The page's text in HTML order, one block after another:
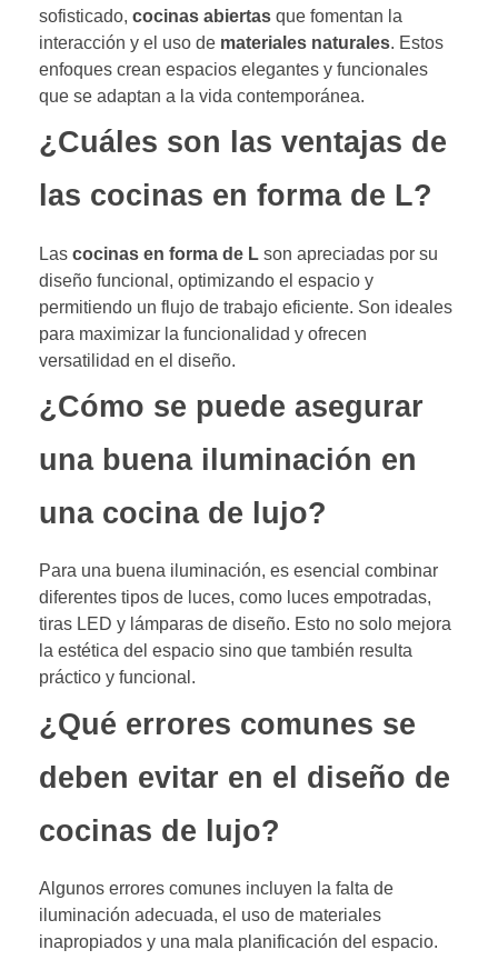
sofisticado, cocinas abiertas que fomentan la
interacción y el uso de materiales naturales. Estos
enfoques crean espacios elegantes y funcionales
que se adaptan a la vida contemporánea.
¿Cuáles son las ventajas de
las cocinas en forma de L?
Las cocinas en forma de L son apreciadas por su
diseño funcional, optimizando el espacio y
permitiendo un flujo de trabajo eficiente. Son ideales
para maximizar la funcionalidad y ofrecen
versatilidad en el diseño.
¿Cómo se puede asegurar
una buena iluminación en
una cocina de lujo?
Para una buena iluminación, es esencial combinar
diferentes tipos de luces, como luces empotradas,
tiras LED y lámparas de diseño. Esto no solo mejora
la estética del espacio sino que también resulta
práctico y funcional.
¿Qué errores comunes se
deben evitar en el diseño de
cocinas de lujo?
Algunos errores comunes incluyen la falta de
iluminación adecuada, el uso de materiales
inapropiados y una mala planificación del espacio.